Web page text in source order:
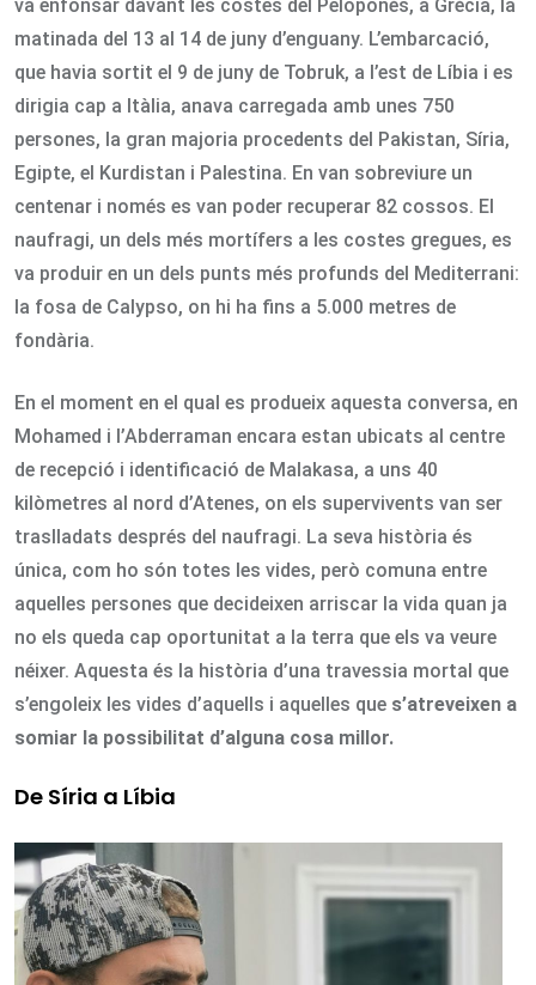
va enfonsar davant les costes del Peloponès, a Grècia, la
matinada del 13 al 14 de juny d’enguany. L’embarcació,
que havia sortit el 9 de juny de Tobruk, a l’est de Líbia i es
dirigia cap a Itàlia, anava carregada amb unes 750
persones, la gran majoria procedents del Pakistan, Síria,
Egipte, el Kurdistan i Palestina. En van sobreviure un
centenar i només es van poder recuperar 82 cossos. El
naufragi, un dels més mortífers a les costes gregues, es
va produir en un dels punts més profunds del Mediterrani:
la fosa de Calypso, on hi ha fins a 5.000 metres de
fondària.
En el moment en el qual es produeix aquesta conversa, en
Mohamed i l’Abderraman encara estan ubicats al centre
de recepció i identificació de Malakasa, a uns 40
kilòmetres al nord d’Atenes, on els supervivents van ser
traslladats després del naufragi. La seva història és
única, com ho són totes les vides, però comuna entre
aquelles persones que decideixen arriscar la vida quan ja
no els queda cap oportunitat a la terra que els va veure
néixer. Aquesta és la història d’una travessia mortal que
s’engoleix les vides d’aquells i aquelles que s’atreveixen a
somiar la possibilitat d’alguna cosa millor.
De Síria a Líbia